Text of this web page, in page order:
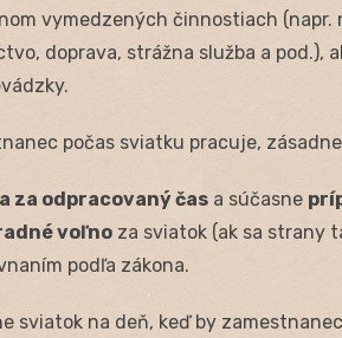
vymedzených činnostiach
doprava, strážna služba a pod.),
počas sviatku pracuje,
za odpracovaný čas a súčasne
voľno za sviatok (ak sa strany
podľa zákona.
sviatok na deň, keď by